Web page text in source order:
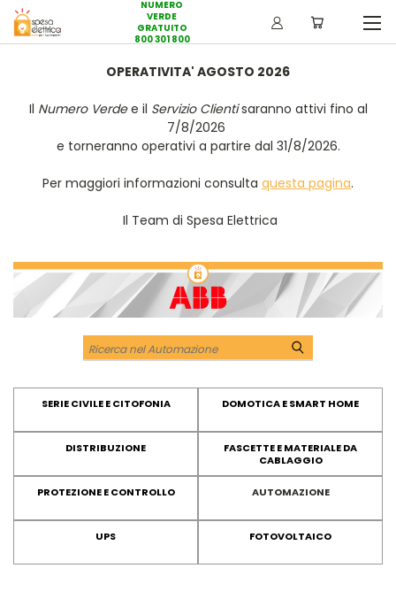
NUMERO
VERDE
GRATUITO
800 301 800
OPERATIVITA' AGOSTO 2026
Il Numero Verdee il Servizio Clientisaranno attivi fino al
7/8/2026
e torneranno operativi a partire dal 31/8/2026.
Per maggiori informazioni consulta questa pagina.
Il Team di Spesa Elettrica
Cerca
SERIE CIVILE E CITOFONIA DOMOTICA E SMART HOME
DISTRIBUZIONE
FASCETTE E MATERIALE DA
CABLAGGIO
PROTEZIONE E CONTROLLO AUTOMAZIONE
UPS FOTOVOLTAICO